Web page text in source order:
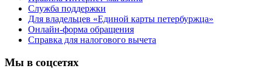
Служба поддержки
Для владельцев «Единой карты петербуржца»
Онлайн-форма обращения
Справка для налогового вычета
Мы в соцсетях